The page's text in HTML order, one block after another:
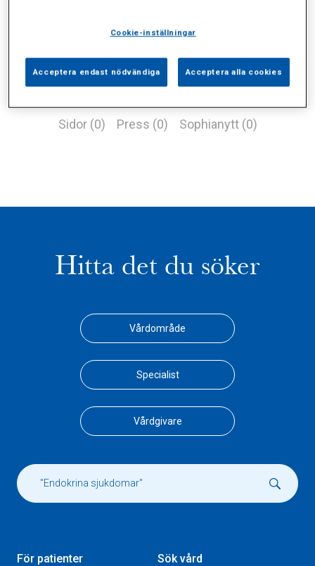
Sidor (0) Press (0) Sophianytt (0)
Hitta det du söker
Vårdområde
Specialist
Vårdgivare
För patienter
Sök vård
Cookie-inställningar
Acceptera endast nödvändiga Acceptera alla cookies